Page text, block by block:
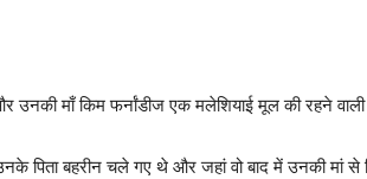
माँ किम फर्नांडीज एक मलेशियाई मूल की रहने
बहरीन चले गए थे और जहां वो बाद में उनकी मां